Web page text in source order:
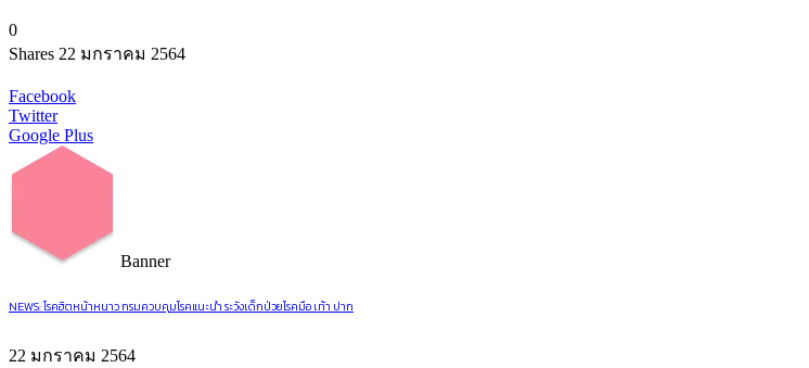
0
Shares 22 มกราคม 2564
Facebook
Twitter
Google Plus
Banner
NEWS: โรคฮิตหน้าหนาว กรมควบคุมโรคแนะนำ ระวังเด็กป่วยโรคมือ เท้า ปาก
22 มกราคม 2564